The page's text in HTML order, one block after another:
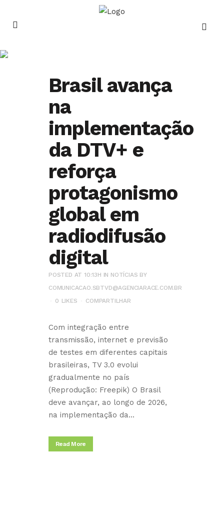
Brasil avança
na
implementação
da DTV+ e
reforça
protagonismo
global em
radiodifusão
digital
POSTED AT 10:13H IN NOTÍCIAS BY
COMUNICACAO.SBTVD@AGENCIARACE.COM.BR
0 LIKES COMPARTILHAR
Com integração entre
transmissão, internet e previsão
de testes em diferentes capitais
brasileiras, TV 3.0 evolui
gradualmente no país
(Reprodução: Freepik) O Brasil
deve avançar, ao longo de 2026,
na implementação da...
Read More